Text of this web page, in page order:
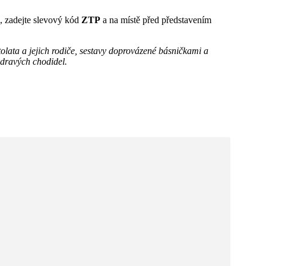
zadejte slevový kód ZTP a na místě před představením
a jejich rodiče, sestavy doprovázené básničkami a
chodidel.